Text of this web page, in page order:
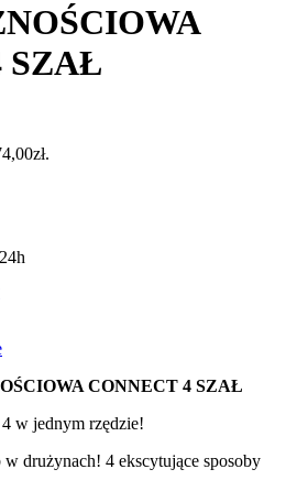
SZAŁ
zł.
CONNECT 4 SZAŁ
w jednym rzędzie!
drużynach! 4 ekscytujące sposoby